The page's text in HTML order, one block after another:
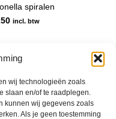
wij technologieën zoals
slaan en/of te raadplegen.
kunnen wij gegevens zoals
Als je geen toestemming
spiralen
incl. btw